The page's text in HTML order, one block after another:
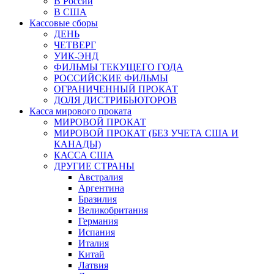
В США
Кассовые сборы
ДЕНЬ
ЧЕТВЕРГ
УИК-ЭНД
ФИЛЬМЫ ТЕКУЩЕГО ГОДА
РОССИЙСКИЕ ФИЛЬМЫ
ОГРАНИЧЕННЫЙ ПРОКАТ
ДОЛЯ ДИСТРИБЬЮТОРОВ
Касса мирового проката
МИРОВОЙ ПРОКАТ
МИРОВОЙ ПРОКАТ (БЕЗ УЧЕТА США И
КАНАДЫ)
КАССА США
ДРУГИЕ СТРАНЫ
Австралия
Аргентина
Бразилия
Великобритания
Германия
Испания
Италия
Китай
Латвия